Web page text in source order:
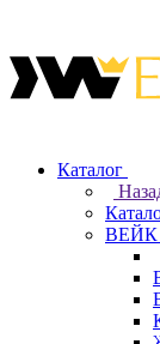
Каталог
ВЕЙК